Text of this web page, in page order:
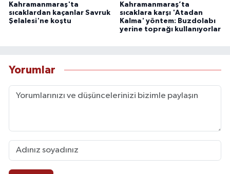
Kahramanmaraş'ta
sıcaklardan kaçanlar Savruk
Şelalesi'ne koştu
Kahramanmaraş’ta
sıcaklara karşı 'Atadan
Kalma' yöntem: Buzdolabı
yerine toprağı kullanıyorlar
Yorumlar